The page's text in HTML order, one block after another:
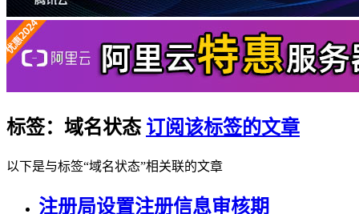
标签：域名状态 订阅该标签的文章
以下是与标签“域名状态”相关联的文章
注册局设置注册信息审核期